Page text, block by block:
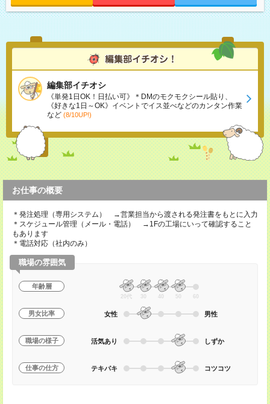
編集部イチオシ
《単発1日OK！日払い可》＊DMのモクモクシール貼り、
《好きな1日～OK》イベントでイス並べなどのカンタン作業
など (8/10UP!)
お仕事の概要
＊発注処理（専用システム） →営業担当から渡される発注書をもとに入力
＊スケジュール管理（メール・電話） →1Fの工場にいって確認すること
もあります
＊電話対応（社内のみ）
職場の雰囲気
年齢層
20代 30 40 50 60
男女比率 女性 男性
職場の様子 活気あり しずか
仕事の仕方 テキパキ コツコツ